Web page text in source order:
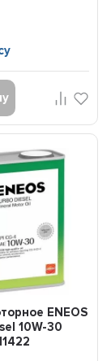
ENEOS
10W-30